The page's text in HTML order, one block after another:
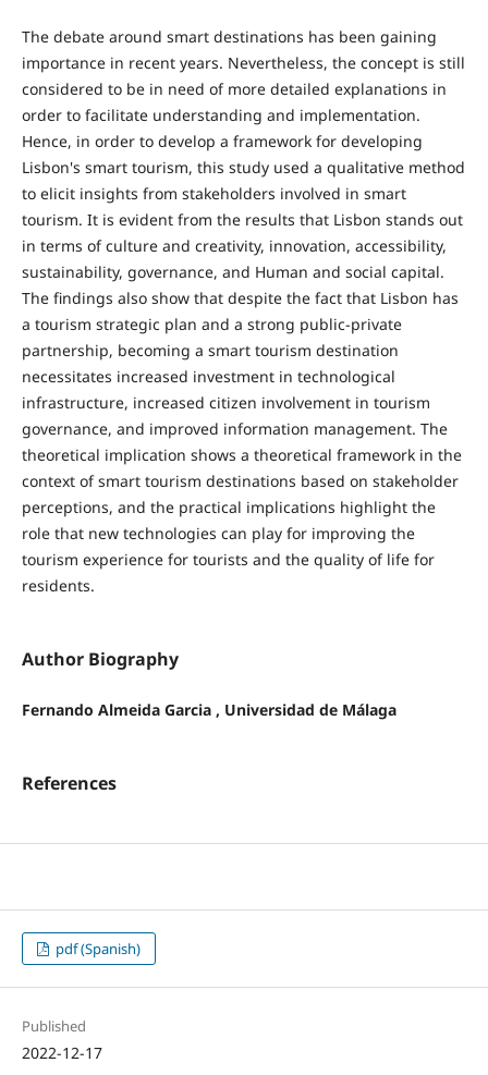
The debate around smart destinations has been gaining
importance in recent years. Nevertheless, the concept is still
considered to be in need of more detailed explanations in
order to facilitate understanding and implementation.
Hence, in order to develop a framework for developing
Lisbon's smart tourism, this study used a qualitative method
to elicit insights from stakeholders involved in smart
tourism. It is evident from the results that Lisbon stands out
in terms of culture and creativity, innovation, accessibility,
sustainability, governance, and Human and social capital.
The findings also show that despite the fact that Lisbon has
a tourism strategic plan and a strong public-private
partnership, becoming a smart tourism destination
necessitates increased investment in technological
infrastructure, increased citizen involvement in tourism
governance, and improved information management. The
theoretical implication shows a theoretical framework in the
context of smart tourism destinations based on stakeholder
perceptions, and the practical implications highlight the
role that new technologies can play for improving the
tourism experience for tourists and the quality of life for
residents.
Author Biography
Fernando Almeida Garcia , Universidad de Málaga
References
pdf (Spanish)
Published
2022-12-17